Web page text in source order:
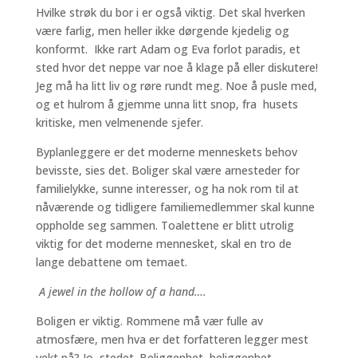
Hvilke strøk du bor i er også viktig. Det skal hverken
være farlig, men heller ikke dørgende kjedelig og
konformt. Ikke rart Adam og Eva forlot paradis, et
sted hvor det neppe var noe å klage på eller diskutere!
Jeg må ha litt liv og røre rundt meg. Noe å pusle med,
og et hulrom å gjemme unna litt snop, fra husets
kritiske, men velmenende sjefer.
Byplanleggere er det moderne menneskets behov
bevisste, sies det. Boliger skal være arnesteder for
familielykke, sunne interesser, og ha nok rom til at
nåværende og tidligere familiemedlemmer skal kunne
oppholde seg sammen. Toalettene er blitt utrolig
viktig for det moderne mennesket, skal en tro de
lange debattene om temaet.
A jewel in the hollow of a hand….
Boligen er viktig. Rommene må vær fulle av
atmosfære, men hva er det forfatteren legger mest